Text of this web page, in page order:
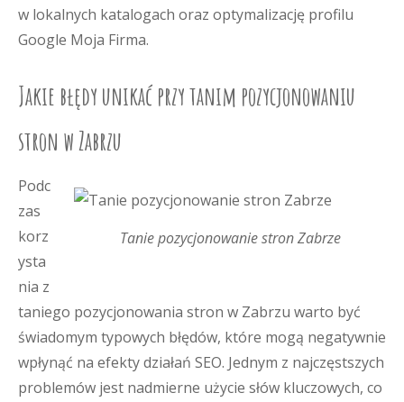
w lokalnych katalogach oraz optymalizację profilu
Google Moja Firma.
Jakie błędy unikać przy tanim pozycjonowaniu
stron w Zabrzu
Tanie pozycjonowanie stron Zabrze
Podc
zas
korz
ysta
nia z
taniego pozycjonowania stron w Zabrzu warto być
świadomym typowych błędów, które mogą negatywnie
wpłynąć na efekty działań SEO. Jednym z najczęstszych
problemów jest nadmierne użycie słów kluczowych, co